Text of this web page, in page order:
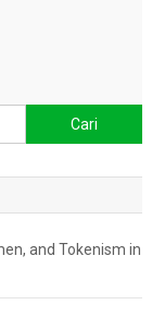
untuk:
and Tokenism in